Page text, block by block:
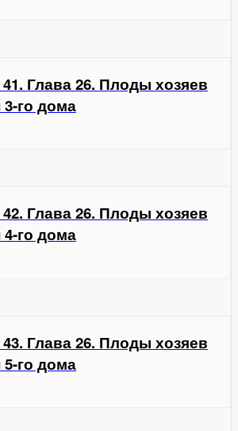
Глава 26. Плоды хозяев
го дома
Глава 26. Плоды хозяев
го дома
Глава 26. Плоды хозяев
го дома